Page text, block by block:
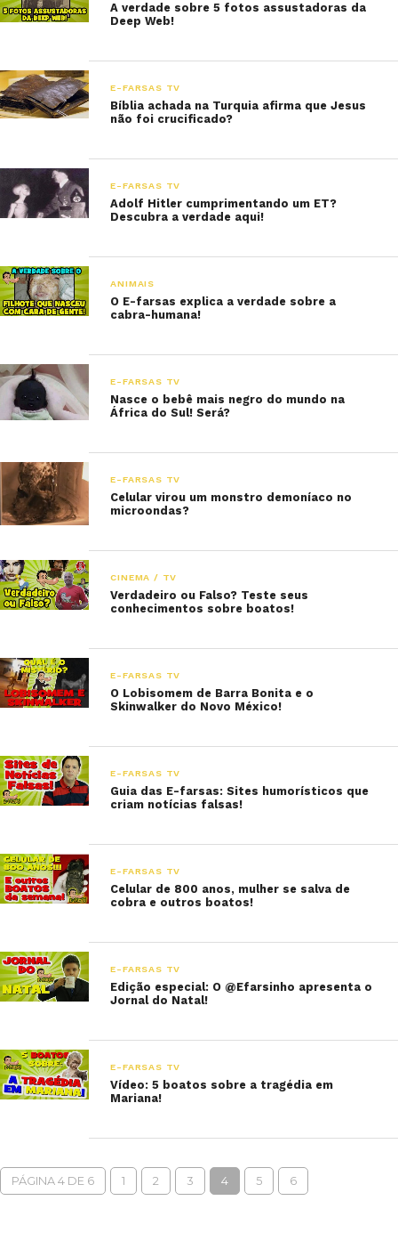
A verdade sobre 5 fotos assustadoras da
Deep Web!
E-FARSAS TV
Bíblia achada na Turquia afirma que Jesus
não foi crucificado?
E-FARSAS TV
Adolf Hitler cumprimentando um ET?
Descubra a verdade aqui!
ANIMAIS
O E-farsas explica a verdade sobre a
cabra-humana!
E-FARSAS TV
Nasce o bebê mais negro do mundo na
África do Sul! Será?
E-FARSAS TV
Celular virou um monstro demoníaco no
microondas?
CINEMA / TV
Verdadeiro ou Falso? Teste seus
conhecimentos sobre boatos!
E-FARSAS TV
O Lobisomem de Barra Bonita e o
Skinwalker do Novo México!
E-FARSAS TV
Guia das E-farsas: Sites humorísticos que
criam notícias falsas!
E-FARSAS TV
Celular de 800 anos, mulher se salva de
cobra e outros boatos!
E-FARSAS TV
Edição especial: O @Efarsinho apresenta o
Jornal do Natal!
E-FARSAS TV
Vídeo: 5 boatos sobre a tragédia em
Mariana!
PÁGINA 4 DE 6 1 2 3 4 5 6